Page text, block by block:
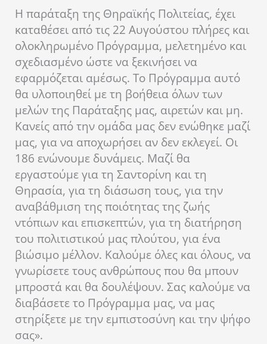
Η παράταξη της Θηραϊκής Πολιτείας, έχει
καταθέσει από τις 22 Αυγούστου πλήρες και
ολοκληρωμένο Πρόγραμμα, μελετημένο και
σχεδιασμένο ώστε να ξεκινήσει να
εφαρμόζεται αμέσως. Το Πρόγραμμα αυτό
θα υλοποιηθεί με τη βοήθεια όλων των
μελών της Παράταξης μας, αιρετών και μη.
Κανείς από την ομάδα μας δεν ενώθηκε μαζί
μας, για να αποχωρήσει αν δεν εκλεγεί. Οι
186 ενώνουμε δυνάμεις. Μαζί θα
εργαστούμε για τη Σαντορίνη και τη
Θηρασία, για τη διάσωση τους, για την
αναβάθμιση της ποιότητας της ζωής
ντόπιων και επισκεπτών, για τη διατήρηση
του πολιτιστικού μας πλούτου, για ένα
βιώσιμο μέλλον. Καλούμε όλες και όλους, να
γνωρίσετε τους ανθρώπους που θα μπουν
μπροστά και θα δουλέψουν. Σας καλούμε να
διαβάσετε το Πρόγραμμα μας, να μας
στηρίξετε με την εμπιστοσύνη και την ψήφο
σας».